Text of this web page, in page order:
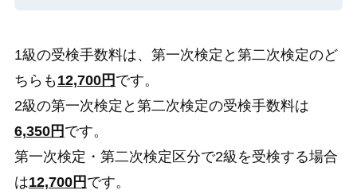
1級の受検手数料は、第一次検定と第二次検定のど
ちらも 12,700円 です。
2級の第一次検定と第二次検定の受検手数料は
6,350円 です。
第一次検定・第二次検定区分で2級を受検する場合
は12,700円 です。